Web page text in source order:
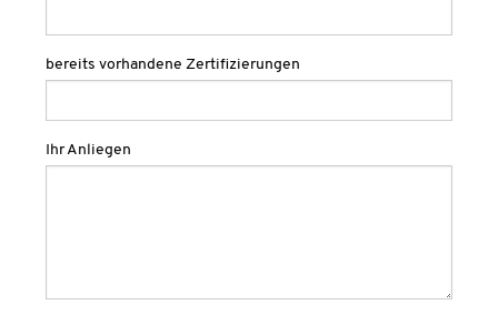
bereits vorhandene Zertifizierungen
Ihr Anliegen